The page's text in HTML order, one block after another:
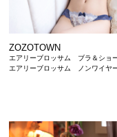
ZOZOTOWN
エアリーブロッサム ブラ＆ショ
エアリーブロッサム ノンワイヤ